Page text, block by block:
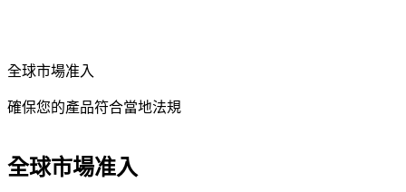
全球市場准入
確保您的產品符合當地法規
全球市場准入